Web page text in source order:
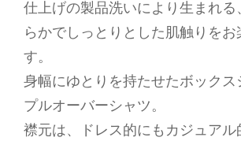
仕上げの製品洗いにより生まれる
らかでしっとりとした肌触りをお
す。
身幅にゆとりを持たせたボック
プルオーバーシャツ。
襟元は、ドレス的にもカジュアル